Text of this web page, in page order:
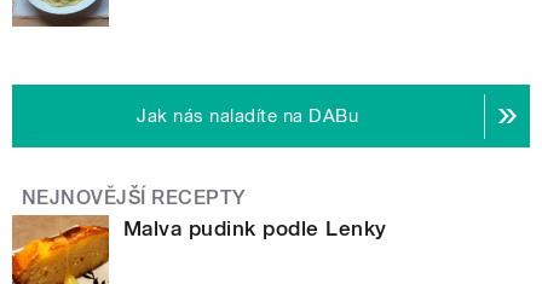
Jak nás naladíte na DABu
NEJNOVĚJŠÍ RECEPTY
Malva pudink podle Lenky